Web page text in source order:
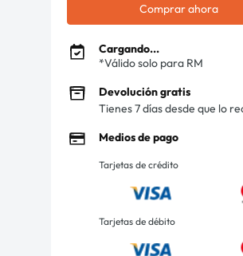
Comprar ahora
Cargando...
*Válido solo para RM
Devolución gratis
Tienes 7 días desde que lo
Medios de pago
Tarjetas de crédito
Tarjetas de débito